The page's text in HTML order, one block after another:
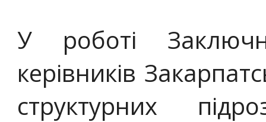
У роботі
керівників
структурних